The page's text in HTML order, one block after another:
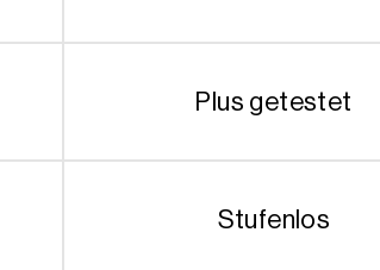
Plus getestet
Stufenlos